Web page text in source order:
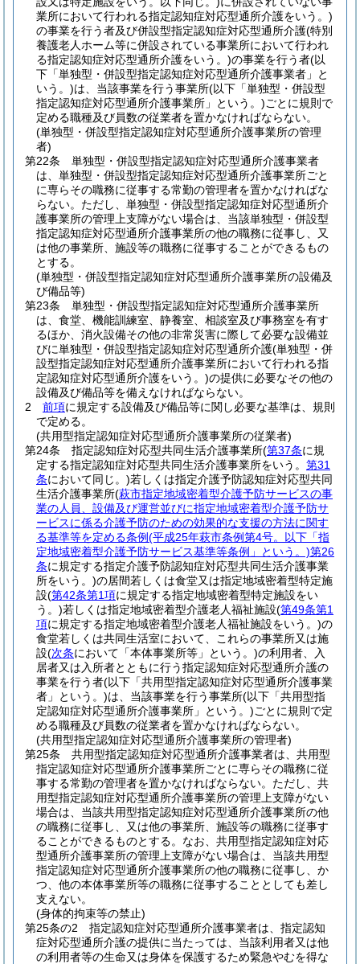
業所において行われる指定認知症対応型通所介護をいう。)
の事業を行う者及び併設型指定認知症対応型通所介護(特別
養護老人ホーム等に併設されている事業所において行われ
る指定認知症対応型通所介護をいう。)の事業を行う者(以
下「単独型・併設型指定認知症対応型通所介護事業者」と
いう。)は、当該事業を行う事業所(以下「単独型・併設型
指定認知症対応型通所介護事業所」という。)ごとに規則で
定める職種及び員数の従業者を置かなければならない。
(単独型・併設型指定認知症対応型通所介護事業所の管理
者)
第22条
単独型・併設型指定認知症対応型通所介護事業者
は、単独型・併設型指定認知症対応型通所介護事業所ごと
に専らその職務に従事する常勤の管理者を置かなければな
らない。 ただし、単独型・併設型指定認知症対応型通所介
護事業所の管理上支障がない場合は、当該単独型・併設型
指定認知症対応型通所介護事業所の他の職務に従事し、又
は他の事業所、施設等の職務に従事することができるもの
とする。
(単独型・併設型指定認知症対応型通所介護事業所の設備及
び備品等)
第23条
単独型・併設型指定認知症対応型通所介護事業所
は、食堂、機能訓練室、静養室、相談室及び事務室を有す
るほか、消火設備その他の非常災害に際して必要な設備並
びに単独型・併設型指定認知症対応型通所介護(単独型・併
設型指定認知症対応型通所介護事業所において行われる指
定認知症対応型通所介護をいう。)の提供に必要なその他の
設備及び備品等を備えなければならない。
2
前項に規定する設備及び備品等に関し必要な基準は、規則
で定める。
(共用型指定認知症対応型通所介護事業所の従業者)
第24条
指定認知症対応型共同生活介護事業所(第37条に規
定する指定認知症対応型共同生活介護事業所をいう。 第31
条において同じ。)若しくは指定介護予防認知症対応型共同
生活介護事業所(萩市指定地域密着型介護予防サービスの事
業の人員、設備及び運営並びに指定地域密着型介護予防サ
ービスに係る介護予防のための効果的な支援の方法に関す
る基準等を定める条例(平成25年萩市条例第4号。以下「指
定地域密着型介護予防サービス基準等条例」という。)第26
条に規定する指定介護予防認知症対応型共同生活介護事業
所をいう。)の居間若しくは食堂又は指定地域密着型特定施
設(第42条第1項に規定する指定地域密着型特定施設をい
う。)若しくは指定地域密着型介護老人福祉施設(第49条第1
項に規定する指定地域密着型介護老人福祉施設をいう。)の
食堂若しくは共同生活室において、これらの事業所又は施
設(次条において「本体事業所等」という。)の利用者、入
居者又は入所者とともに行う指定認知症対応型通所介護の
事業を行う者(以下「共用型指定認知症対応型通所介護事業
者」という。)は、当該事業を行う事業所(以下「共用型指
定認知症対応型通所介護事業所」という。)ごとに規則で定
める職種及び員数の従業者を置かなければならない。
(共用型指定認知症対応型通所介護事業所の管理者)
第25条
共用型指定認知症対応型通所介護事業者は、共用型
指定認知症対応型通所介護事業所ごとに専らその職務に従
事する常勤の管理者を置かなければならない。 ただし、共
用型指定認知症対応型通所介護事業所の管理上支障がない
場合は、当該共用型指定認知症対応型通所介護事業所の他
の職務に従事し、又は他の事業所、施設等の職務に従事す
ることができるものとする。 なお、共用型指定認知症対応
型通所介護事業所の管理上支障がない場合は、当該共用型
指定認知症対応型通所介護事業所の他の職務に従事し、か
つ、他の本体事業所等の職務に従事することとしても差し
支えない。
(身体的拘束等の禁止)
第25条の2
指定認知症対応型通所介護事業者は、指定認知
症対応型通所介護の提供に当たっては、当該利用者又は他
の利用者等の生命又は身体を保護するため緊急やむを得な